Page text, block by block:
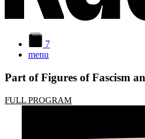
7
menu
Part of Figures of Fascism
FULL PROGRAM